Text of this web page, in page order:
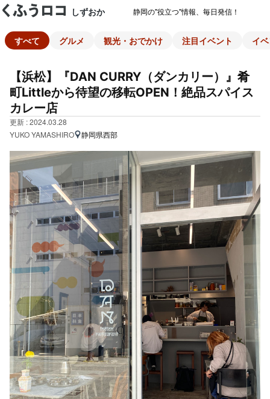
しずおか 静岡の"役立つ"情報、毎日発信！
すべて グルメ 観光・おでかけ 注目イベント イ
【浜松】『DAN CURRY（ダンカリー）』肴
町Littleから待望の移転OPEN！絶品スパイス
カレー店
更新 : 2024.03.28
YUKO YAMASHIRO
静岡県西部